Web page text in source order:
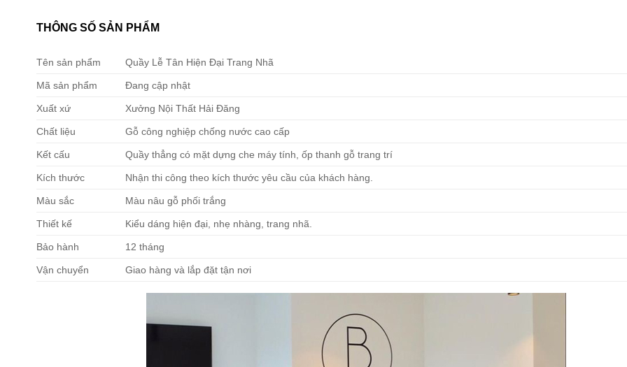
THÔNG SỐ SẢN PHẨM
Tên sản phẩm Quầy Lễ Tân Hiện Đại Trang Nhã
Mã sản phẩm Đang cập nhật
Xuất xứ Xưởng Nội Thất Hải Đăng
Chất liệu Gỗ công nghiệp chống nước cao cấp
Kết cấu Quầy thẳng có mặt dựng che máy tính, ốp thanh gỗ trang trí
Kích thước Nhận thi công theo kích thước yêu cầu của khách hàng.
Màu sắc Màu nâu gỗ phối trắng
Thiết kế Kiểu dáng hiện đại, nhẹ nhàng, trang nhã.
Bảo hành 12 tháng
Vận chuyển Giao hàng và lắp đặt tận nơi